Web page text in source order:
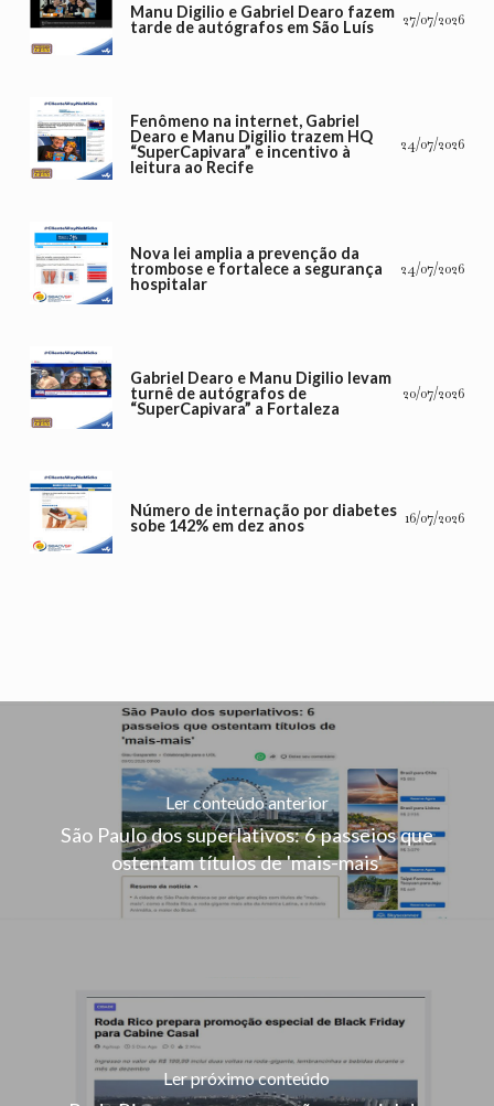
Manu Digilio e Gabriel Dearo fazem
tarde de autógrafos em São Luís
27/07/2026
Fenômeno na internet, Gabriel
Dearo e Manu Digilio trazem HQ
“SuperCapivara” e incentivo à
leitura ao Recife
24/07/2026
Nova lei amplia a prevenção da
trombose e fortalece a segurança
hospitalar
24/07/2026
Gabriel Dearo e Manu Digilio levam
turnê de autógrafos de
“SuperCapivara” a Fortaleza
20/07/2026
Número de internação por diabetes
sobe 142% em dez anos
16/07/2026
Ler conteúdo anterior
São Paulo dos superlativos: 6 passeios que
ostentam títulos de 'mais-mais'
Ler próximo conteúdo